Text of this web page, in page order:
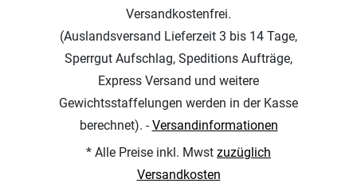
Versandkostenfrei.
(Auslandsversand Lieferzeit 3 bis 14 Tage,
Sperrgut Aufschlag, Speditions Aufträge,
Express Versand und weitere
Gewichtsstaffelungen werden in der Kasse
berechnet). -Versandinformationen
* Alle Preise inkl. Mwst zuzüglich
Versandkosten